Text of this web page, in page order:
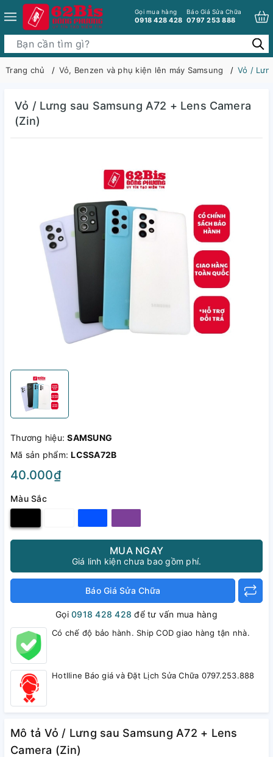
Gọi mua hàng
0918 428 428
Báo Giá Sửa Chữa
0797 253 888
Trang chủ Vỏ, Benzen và phụ kiện lên máy Samsung Vỏ /
Vỏ / Lưng sau Samsung A72 + Lens Camera
(Zin)
Thương hiệu:SAMSUNG
Mã sản phẩm:LCSSA72B
40.000₫
Màu Sắc
MUA NGAY
Giá linh kiện chưa bao gồm phí.
Báo Giá Sửa Chữa
Gọi0918 428 428 để tư vấn mua hàng
Có chế độ bảo hành. Ship COD giao hàng tận nhà.
Hotlline Báo giá và Đặt Lịch Sửa Chữa 0797.253.888
Mô tả Vỏ / Lưng sau Samsung A72 + Lens
Camera (Zin)